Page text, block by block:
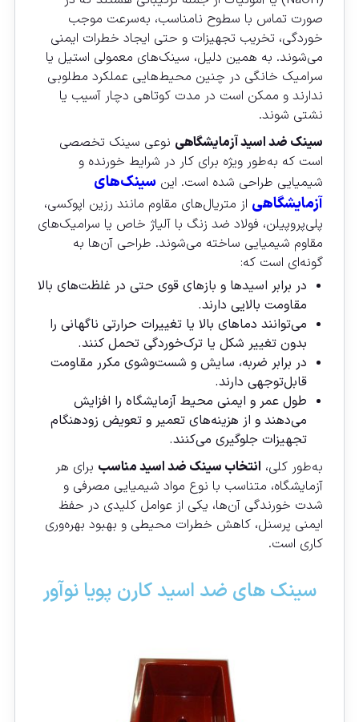
صورت تماس با سطوح نامناسب، به‌سرعت موجب
خوردگی، تخریب تجهیزات و حتی ایجاد خطرات ایمنی
می‌شوند. به همین دلیل، سینک‌های معمولی استیل یا
سرامیک خانگی در چنین محیط‌هایی عملکرد مطلوبی
ندارند و ممکن است در مدت کوتاهی دچار آسیب یا
نشتی شوند.
سینک ضد اسید آزمایشگاهی نوعی سینک تخصصی
است که به‌طور ویژه برای کار در شرایط خورنده و
شیمیایی طراحی شده است. اینسینک‌های
آزمایشگاهی از متریال‌های مقاوم مانند رزین اپوکسی،
پلی‌پروپیلن، فولاد ضد زنگ با آلیاژ خاص یا سرامیک‌های
مقاوم شیمیایی ساخته می‌شوند. طراحی آن‌ها به
گونه‌ای است که:
در برابر اسیدها و بازهای قوی حتی در غلظت‌های بالا
مقاومت بالایی دارند.
می‌توانند دماهای بالا یا تغییرات حرارتی ناگهانی را
بدون تغییر شکل یا ترک‌خوردگی تحمل کنند.
در برابر ضربه، سایش و شست‌وشوی مکرر مقاومت
قابل‌توجهی دارند.
طول عمر و ایمنی محیط آزمایشگاه را افزایش
می‌دهند و از هزینه‌های تعمیر و تعویض زودهنگام
تجهیزات جلوگیری می‌کنند.
به‌طور کلی، انتخاب سینک ضد اسید مناسب برای هر
آزمایشگاه، متناسب با نوع مواد شیمیایی مصرفی و
شدت خورندگی آن‌ها، یکی از عوامل کلیدی در حفظ
ایمنی پرسنل، کاهش خطرات محیطی و بهبود بهره‌وری
کاری است.
سینک های ضد اسید کارن پویا نوآور